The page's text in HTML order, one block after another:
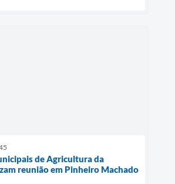
de Agricultura da
reunião em Pinheiro Machado